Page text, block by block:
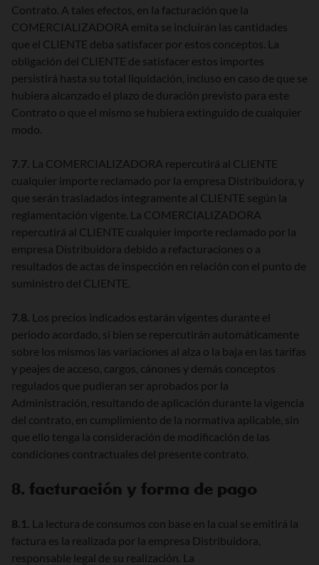
Contrato. A tales efectos, en la facturación que la
COMERCIALIZADORA emita se incluirán las cantidades
que el CLIENTE deba satisfacer por estos conceptos. La
obligación del CLIENTE de satisfacer estos importes
persistirá hasta su total liquidación, incluso en caso de que se
hubiera alcanzado el plazo de duración previsto para este
Contrato o que el mismo se hubiera extinguido de cualquier
modo.
7.7. La COMERCIALIZADORA repercutirá al CLIENTE
cualquier importe reclamado por la empresa Distribuidora, y
que serán trasladados íntegramente al CLIENTE según la
reglamentación vigente. La COMERCIALIZADORA
repercutirá al CLIENTE cualquier importe reclamado por la
empresa Distribuidora debido a refacturaciones o a
resultados de actas de inspección en relación con el punto de
suministro del CLIENTE.
7.8. Los precios indicados estarán vigentes durante el
periodo acordado, si bien se repercutirán automáticamente
sobre los mismos las variaciones al alza o la baja en las tarifas
y peajes de acceso, cargos, cánones y demás conceptos
regulados que pudieran ser aprobados por la
Administración, resultando de aplicación durante la vigencia
del contrato, en cumplimiento de la normativa aplicable, sin
que ello tenga la consideración de modificación de las
condiciones contractuales del presente contrato.
8. facturación y forma de pago
8.1. La lectura de consumos con base en la cual se emitirá la
factura es la realizada por la empresa Distribuidora,
responsable legal de su realización. La